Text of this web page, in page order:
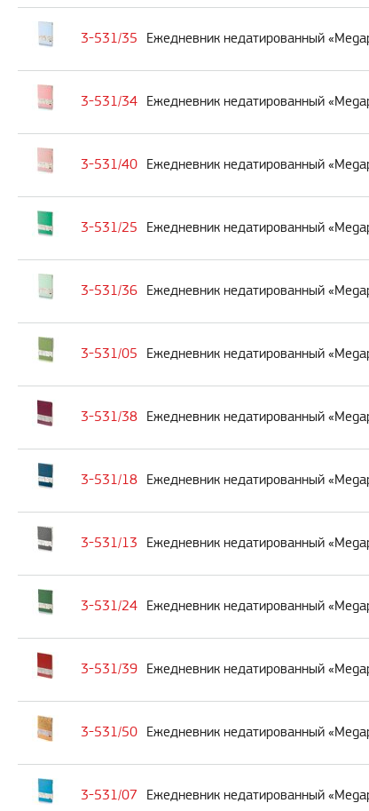
3-531/35 Ежедневник недатированный
3-531/34 Ежедневник недатированный
3-531/40 Ежедневник недатированный
3-531/25 Ежедневник недатированный
3-531/36 Ежедневник недатированный
3-531/05 Ежедневник недатированный
3-531/38 Ежедневник недатированный
3-531/18 Ежедневник недатированный
3-531/13 Ежедневник недатированный
3-531/24 Ежедневник недатированный
3-531/39 Ежедневник недатированный
3-531/50 Ежедневник недатированный
3-531/07 Ежедневник недатированный